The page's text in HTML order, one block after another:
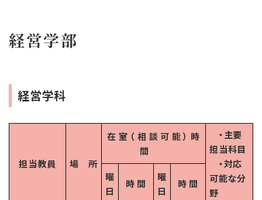
経営学部
経営学科
担当教員 場 所
在 室 （ 相 談 可 能 ） 時
間
・主要
担当科目
・対応
可能な分
野
曜
日
時 間
曜
日
時 間